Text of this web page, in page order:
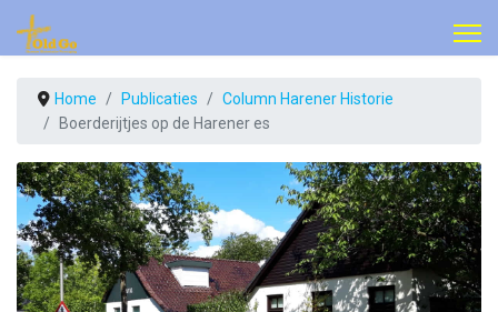
Home Publicaties
Column Harener Historie
Boerderijtjes op de Harener es